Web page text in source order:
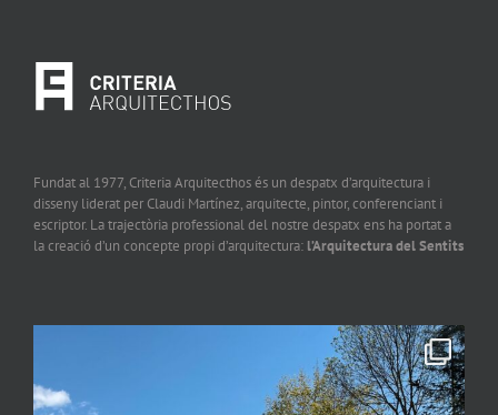
Fundat al 1977, Criteria Arquitecthos és un despatx d’arquitectura i
disseny liderat per Claudi Martínez, arquitecte, pintor, conferenciant i
escriptor. La trajectòria professional del nostre despatx ens ha portat a
la creació d’un concepte propi d’arquitectura: l’Arquitectura del Sentits